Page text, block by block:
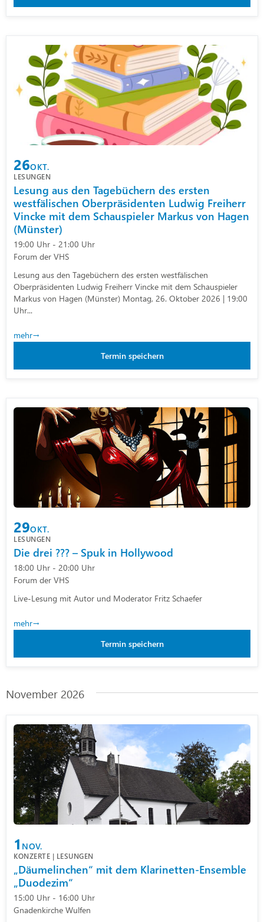
26OKT.
LESUNGEN
Lesung aus den Tagebüchern des ersten
westfälischen Oberpräsidenten Ludwig Freiherr
Vincke mit dem Schauspieler Markus von Hagen
(Münster)
19:00 Uhr - 21:00 Uhr
Forum der VHS
Lesung aus den Tagebüchern des ersten westfälischen
Oberpräsidenten Ludwig Freiherr Vincke mit dem Schauspieler
Markus von Hagen (Münster) Montag, 26. Oktober 2026 | 19:00
Uhr...
mehr
Termin speichern
29OKT.
LESUNGEN
Die drei ??? – Spuk in Hollywood
18:00 Uhr - 20:00 Uhr
Forum der VHS
Live-Lesung mit Autor und Moderator Fritz Schaefer
mehr
Termin speichern
November 2026
1 NOV.
KONZERTE | LESUNGEN
„Däumelinchen“ mit dem Klarinetten-Ensemble
„Duodezim“
15:00 Uhr - 16:00 Uhr
Gnadenkirche Wulfen